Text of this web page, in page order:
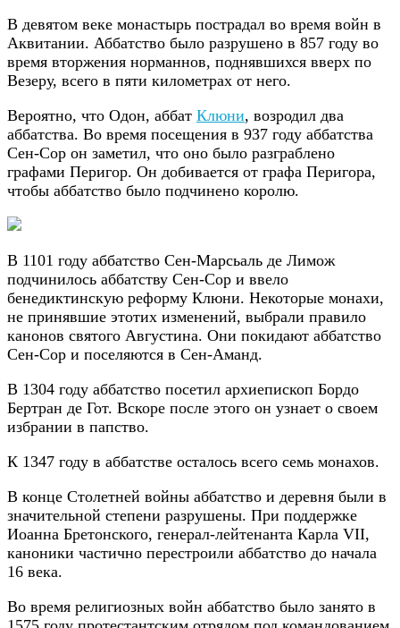
В девятом веке монастырь пострадал во время войн в
Аквитании. Аббатство было разрушено в 857 году во
время вторжения норманнов, поднявшихся вверх по
Везеру, всего в пяти километрах от него.
Вероятно, что Одон, аббат Клюни, возродил два
аббатства. Во время посещения в 937 году аббатства
Сен-Сор он заметил, что оно было разграблено
графами Перигор. Он добивается от графа Перигора,
чтобы аббатство было подчинено королю.
В 1101 году аббатство Сен-Марсьаль де Лимож
подчинилось аббатству Сен-Сор и ввело
бенедиктинскую реформу Клюни. Некоторые монахи,
не принявшие этотих изменений, выбрали правило
канонов святого Августина. Они покидают аббатство
Сен-Сор и поселяются в Сен-Аманд.
В 1304 году аббатство посетил архиепископ Бордо
Бертран де Гот. Вскоре после этого он узнает о своем
избрании в папство.
К 1347 году в аббатстве осталось всего семь монахов.
В конце Столетней войны аббатство и деревня были в
значительной степени разрушены. При поддержке
Иоанна Бретонского, генерал-лейтенанта Карла VII,
каноники частично перестроили аббатство до начала
16 века.
Во время религиозных войн аббатство было занято в